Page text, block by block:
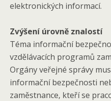
elektronických informací.
Zvýšení úrovně znalostí
Téma informační
vzdělávacích programů
Orgány veřejné správy
informační bezpečnosti
zaměstnance, kteří se